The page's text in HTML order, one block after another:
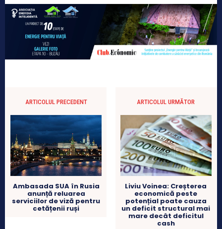
ARTICOLUL PRECEDENT
Ambasada SUA în Rusia
anunță reluarea
serviciilor de viză pentru
cetățenii ruși
ARTICOLUL URMĂTOR
Liviu Voinea: Creșterea
economică peste
potențial poate cauza
un deficit structural mai
mare decât deficitul
cash